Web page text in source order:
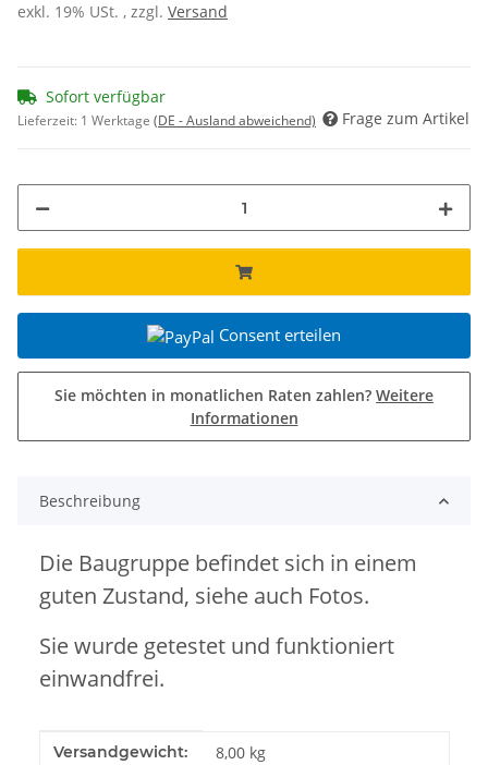
exkl. 19% USt. , zzgl. Versand
Sofort verfügbar
Lieferzeit: 1 Werktage (DE - Ausland abweichend) Frage zum Artikel
Consent erteilen
Sie möchten in monatlichen Raten zahlen? Weitere
Informationen
Beschreibung
Die Baugruppe befindet sich in einem
guten Zustand, siehe auch Fotos.
Sie wurde getestet und funktioniert
einwandfrei.
Produkteigenschaft
Wert
Versandgewicht: 8,00 kg